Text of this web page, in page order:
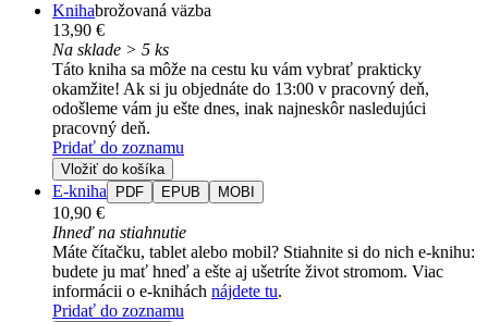
Knihabrožovaná väzba
13,90 €
Na sklade > 5 ks
Táto kniha sa môže na cestu ku vám vybrať prakticky
okamžite! Ak si ju objednáte do 13:00 v pracovný deň,
odošleme vám ju ešte dnes, inak najneskôr nasledujúci
pracovný deň.
Pridať do zoznamu
Vložiť do košíka
E-kniha PDF EPUB MOBI
10,90 €
Ihneď na stiahnutie
Máte čítačku, tablet alebo mobil? Stiahnite si do nich e-knihu:
budete ju mať hneď a ešte aj ušetríte život stromom. Viac
informácii o e-knihách nájdete tu.
Pridať do zoznamu